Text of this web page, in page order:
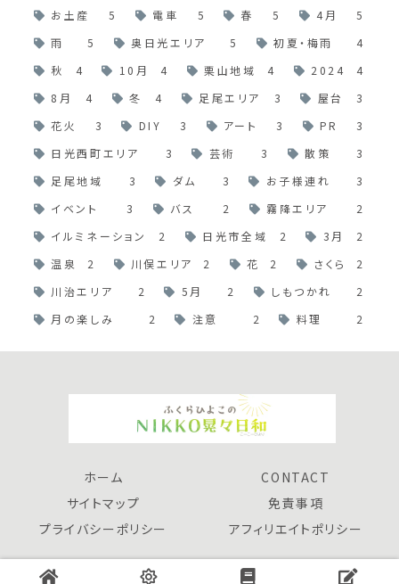
お土産
5 電車 5 春 5 4月
5
雨
5 奥日光エリア 5 初夏・梅雨
4
秋
4 10月 4 栗山地域 4 2024
4
8月
4 冬 4 足尾エリア 3 屋台
3
花火
3 DIY 3 アート 3 PR
3
日光西町エリア
3 芸術 3 散策
3
足尾地域
3 ダム 3 お子様連れ
3
イベント
3 バス 2 霧降エリア
2
イルミネーション
2 日光市全域 2 3月
2
温泉
2 川俣エリア 2 花 2 さくら
2
川治エリア
2 5月 2 しもつかれ
2
月の楽しみ
2 注意 2 料理 2
ホーム
CONTACT
サイトマップ
免責事項
プライバシーポリシー
アフィリエイトポリシー
© 2023 NIKKO晃々日和.